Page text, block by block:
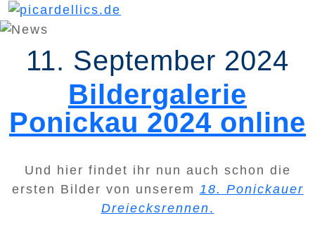
11. September 2024
Bildergalerie
Ponickau 2024 online
Und hier findet ihr nun auch schon die
ersten Bilder von unserem 18. Ponickauer
Dreiecksrennen.